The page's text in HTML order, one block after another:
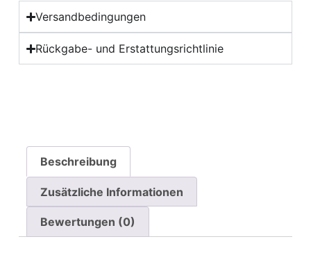
Versandbedingungen
Rückgabe- und Erstattungsrichtlinie
Beschreibung
Zusätzliche Informationen
Bewertungen (0)